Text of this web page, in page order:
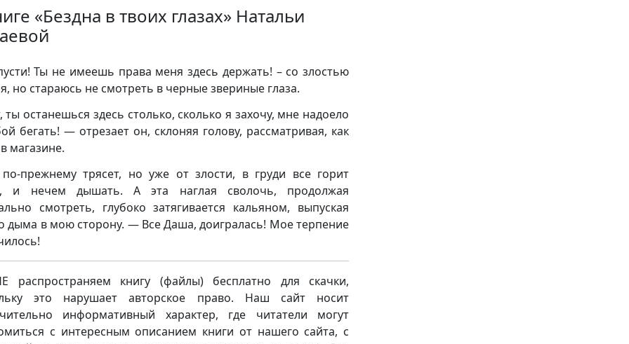
«Бездна в твоих глазах» Натальи
Ты не имеешь права меня здесь держать! – со злостью
но стараюсь не смотреть в черные звериные глаза.
останешься здесь столько, сколько я захочу, мне надоело
бегать! — отрезает он, склоняя голову, рассматривая, как
магазине.
прежнему трясет, но уже от злости, в груди все горит
и нечем дышать. А эта наглая сволочь, продолжая
смотреть, глубоко затягивается кальяном, выпуская
дыма в мою сторону. — Все Даша, доигралась! Мое терпение
книгу (файлы) бесплатно для скачки,
это нарушает авторское право. Наш сайт носит
информативный характер, где читатели могут
с интересным описанием книги от нашего сайта, с